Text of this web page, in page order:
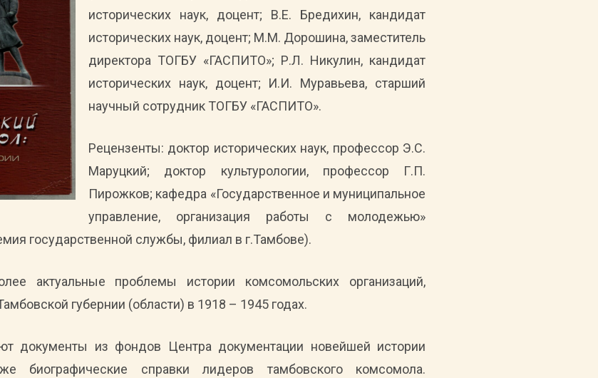
исторических наук, доцент; В.Е. Бредихин, кандидат
исторических наук, доцент; М.М. Дорошина, заместитель
директора ТОГБУ «ГАСПИТО»; Р.Л. Никулин, кандидат
исторических наук, доцент; И.И. Муравьева, старший
научный сотрудник ТОГБУ «ГАСПИТО».
Рецензенты: доктор исторических наук, профессор Э.С.
Маруцкий; доктор культурологии, профессор Г.П.
Пирожков; кафедра «Государственное и муниципальное
управление, организация работы с молодежью»
государственной службы, филиал в г.Тамбове).
актуальные проблемы истории комсомольских организаций,
губернии (области) в 1918 – 1945 годах.
документы из фондов Центра документации новейшей истории
биографические справки лидеров тамбовского комсомола.